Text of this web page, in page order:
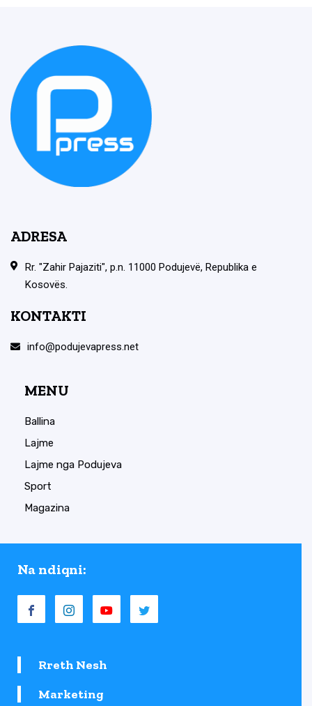
ADRESA
Rr. "Zahir Pajaziti", p.n. 11000 Podujevë, Republika e
Kosovës.
KONTAKTI
info@podujevapress.net
MENU
Ballina
Lajme
Lajme nga Podujeva
Sport
Magazina
Na ndiqni:
Rreth Nesh
Marketing